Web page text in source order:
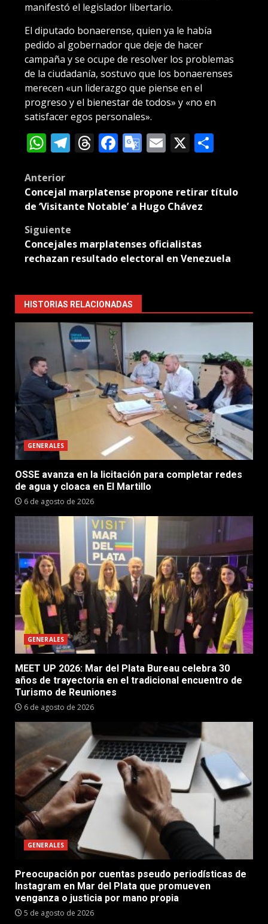
manifestó el legislador libertario.
El diputado bonaerense, quien ya le había
pedido al gobernador que deje de hacer
campaña y se ocupe de resolver los problemas
de la ciudadanía, sostuvo que los bonaerenses
merecen «un liderazgo que piense en el
progreso y el bienestar de todos» y «no en
satisfacer egos personales».
WhatsApp
Telegram
Threads
Facebook
Google
Email
X
Post
navigation
Anterior
Concejal marplatense propone retirar título
de ‘Visitante Notable’ a Hugo Chávez
Siguiente
Concejales marplatenses oficialistas
rechazan resultado electoral en Venezuela
HISTORIAS RELACIONADAS
GENERALES
OSSE avanza en la licitación para completar redes
de agua y cloaca en El Martillo
6 de agosto de 2026
GENERALES
MEET UP 2026: Mar del Plata Bureau celebra 30
años de trayectoria en el tradicional encuentro de
Turismo de Reuniones
6 de agosto de 2026
GENERALES
Preocupación por cuentas pseudo periodísticas de
Instagram en Mar del Plata que promueven
venganza o justicia por mano propia
5 de agosto de 2026